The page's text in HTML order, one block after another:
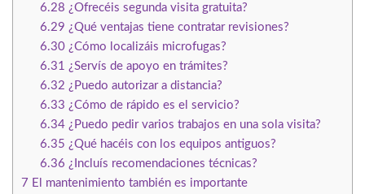
6.28 ¿Ofrecéis segunda visita gratuita?
6.29 ¿Qué ventajas tiene contratar revisiones?
6.30¿Cómo localizáis microfugas?
6.31 ¿Servís de apoyo en trámites?
6.32 ¿Puedo autorizar a distancia?
6.33 ¿Cómo de rápido es el servicio?
6.34¿Puedo pedir varios trabajos en una sola visita?
6.35 ¿Qué hacéis con los equipos antiguos?
6.36 ¿Incluís recomendaciones técnicas?
7 El mantenimiento también es importante